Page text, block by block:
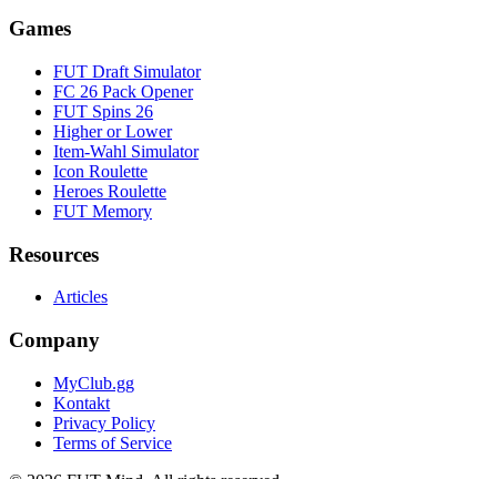
Games
FUT Draft Simulator
FC 26 Pack Opener
FUT Spins 26
Higher or Lower
Item-Wahl Simulator
Icon Roulette
Heroes Roulette
FUT Memory
Resources
Articles
Company
MyClub.gg
Kontakt
Privacy Policy
Terms of Service